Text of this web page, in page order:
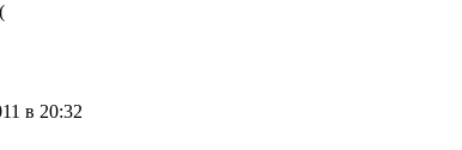
в 20:32